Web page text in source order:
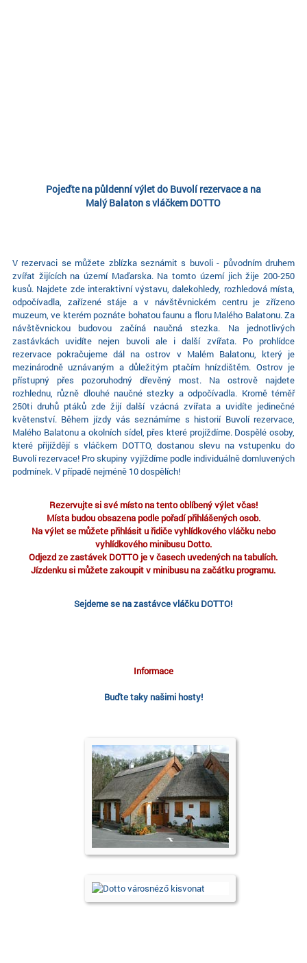
Pojeďte na půldenní výlet do Buvolí rezervace a na
Malý Balaton s vláčkem DOTTO
V rezervaci se můžete zblízka seznámit s buvoli - původním druhem
zvířat žijících na území Maďarska. Na tomto území jich žije 200-250
kusů. Najdete zde interaktivní výstavu, dalekohledy, rozhledová místa,
odpočívadla, zařízené stáje a v návštěvnickém centru je zřízeno
muzeum, ve kterém poznáte bohatou faunu a floru Malého Balatonu. Za
návštěvnickou budovou začíná naučná stezka. Na jednotlivých
zastávkách uvidíte nejen buvoli ale i další zvířata. Po prohlídce
rezervace pokračujeme dál na ostrov v Malém Balatonu, který je
mezinárodně uznávaným a důležitým ptačím hnízdištěm. Ostrov je
přístupný přes pozoruhodný dřevěný most. Na ostrově najdete
rozhlednu, různě dlouhé naučné stezky a odpočívadla. Kromě téměř
250ti druhů ptáků zde žijí další vzácná zvířata a uvidíte jedinečné
květenství. Během jízdy vás seznámíme s historií Buvolí rezervace,
Malého Balatonu a okolních sídel, přes které projíždíme. Dospělé osoby,
které přijíždějí s vláčkem DOTTO, dostanou slevu na vstupenku do
Buvolí rezervace! Pro skupiny vyjíždíme podle individuálně domluvených
podmínek. V případě nejméně 10 dospělích!
Rezervujte si své místo na tento oblíbený výlet včas!
Místa budou obsazena podle pořadí přihlášených osob.
Na výlet se můžete přihlásit u řidiče vyhlídkového vláčku nebo
vyhlídkového minibusu Dotto.
Odjezd ze zastávek DOTTO je v časech uvedených na tabulích.
Jízdenku si můžete zakoupit v minibusu na začátku programu.
Sejdeme se na zastávce vláčku DOTTO!
Informace
Buďte taky našimi hosty!